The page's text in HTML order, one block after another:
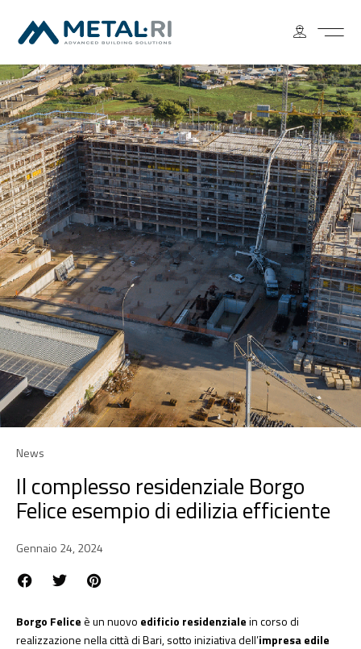
News
Il complesso residenziale Borgo
Felice esempio di edilizia efficiente
Gennaio 24, 2024
Borgo Feliceè un nuovo edificio residenzialein corso di
realizzazione nella città di Bari, sotto iniziativa dell’impresa edile